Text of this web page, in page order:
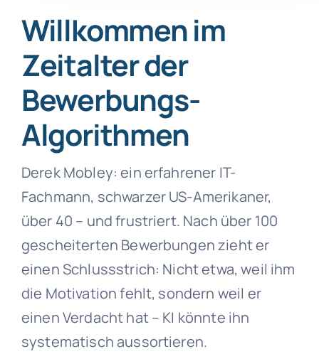
Willkommen im
Zeitalter der
Bewerbungs-
Algorithmen
Derek Mobley: ein erfahrener IT-
Fachmann, schwarzer US-Amerikaner,
über 40 – und frustriert. Nach über 100
gescheiterten Bewerbungen zieht er
einen Schlussstrich: Nicht etwa, weil ihm
die Motivation fehlt, sondern weil er
einen Verdacht hat – KI könnte ihn
systematisch aussortieren.